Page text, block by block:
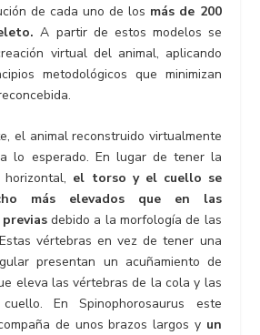
de cada uno de los más de 200
A partir de estos modelos se
virtual del animal, aplicando
metodológicos que minimizan
el animal reconstruido virtualmente
lo esperado. En lugar de tener la
el torso y el cuello se
más elevados que en las
debido a la morfología de las
vértebras en vez de tener una
presentan un acuñamiento de
eleva las vértebras de la cola y las
En Spinophorosaurus este
de unos brazos largos y un